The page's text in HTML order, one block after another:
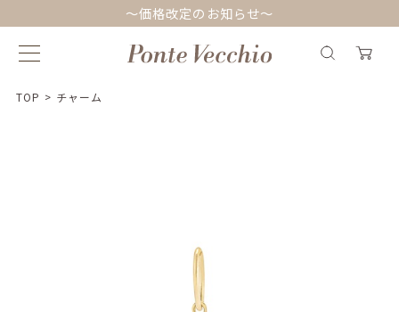
～価格改定のお知らせ～
TOP > チャーム